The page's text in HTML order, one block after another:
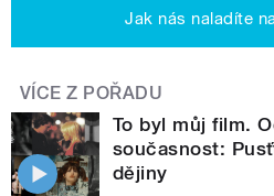
Jak nás naladíte
VÍCE Z POŘADU
To byl můj film.
současnost:
dějiny